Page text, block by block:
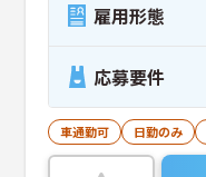
雇用形態
応募要件
車通勤可 日勤のみ